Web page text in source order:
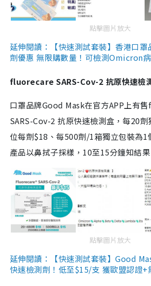
點擊圖片放大
延伸閱讀：【快速測試套裝】香港口
劑優惠 無限購數量！可檢測Omicron
fluorecare SARS-Cov-2 抗原快速檢
口罩品牌Good Mask在官方APP上有
SARS-Cov-2 抗原快速檢測盒，每20
位每劑$18、每500劑/1箱獨立包裝為1
產品以鼻拭子採樣，10至15分鐘知結果
點擊圖片放大
延伸閱讀：【快速測試套裝】Good
快速檢測劑！低至$15/支 獲歐盟認證+